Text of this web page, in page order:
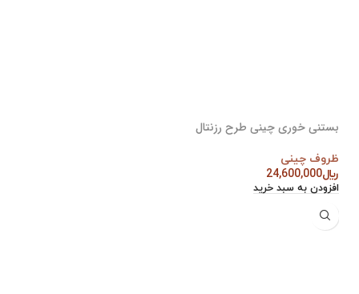
بستنی خوری چینی طرح رزنتال
ظروف چینی
﷼24,600,000
افزودن به سبد خرید